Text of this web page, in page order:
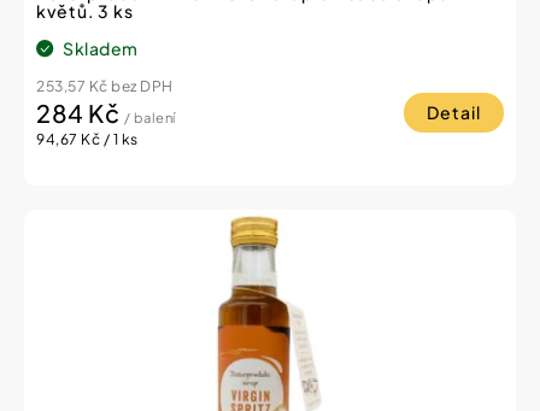
květů. 3 ks
Skladem
253,57 Kč bez DPH
284 Kč / balení
Měrná
94,67 Kč / 1 ks
Detail